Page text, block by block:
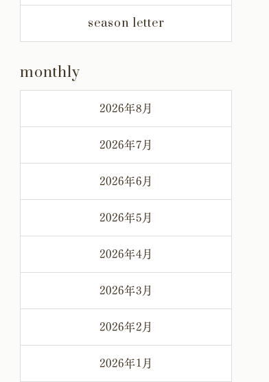
season letter
monthly
2026年8月
2026年7月
2026年6月
2026年5月
2026年4月
2026年3月
2026年2月
2026年1月